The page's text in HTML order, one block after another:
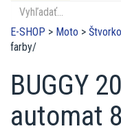
E-SHOP > Moto >
farby/
BUGGY
automat